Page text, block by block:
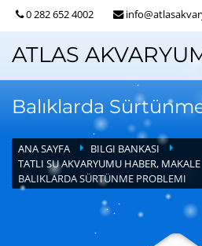
0 282 652 4002
ATLAS
Balıklarda
ANA SAYFA
BILGI BANKASI
TATLI SU AKVARYUMU HABER, MAKALE
BALIKLARDA SÜRTÜNME PROBLEMI